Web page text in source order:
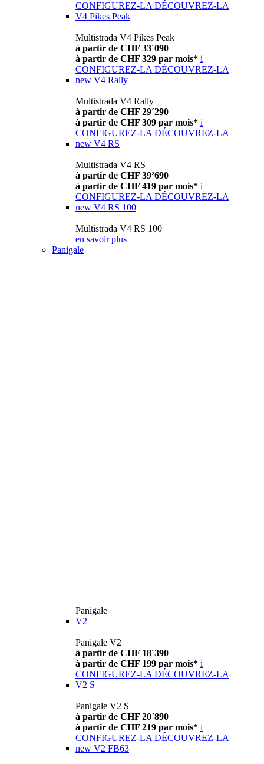
CONFIGUREZ-LA DÉCOUVREZ-LA
V4 Pikes Peak
Multistrada V4 Pikes Peak
à partir de CHF 33´090
à partir de CHF 329 par mois* i
CONFIGUREZ-LA DÉCOUVREZ-LA
new V4 Rally
Multistrada V4 Rally
à partir de CHF 29´290
à partir de CHF 309 par mois* i
CONFIGUREZ-LA DÉCOUVREZ-LA
new V4 RS
Multistrada V4 RS
à partir de CHF 39’690
à partir de CHF 419 par mois* i
CONFIGUREZ-LA DÉCOUVREZ-LA
new V4 RS 100
Multistrada V4 RS 100
en savoir plus
Panigale
Panigale
V2
Panigale V2
à partir de CHF 18´390
à partir de CHF 199 par mois* i
CONFIGUREZ-LA DÉCOUVREZ-LA
V2 S
Panigale V2 S
à partir de CHF 20´890
à partir de CHF 219 par mois* i
CONFIGUREZ-LA DÉCOUVREZ-LA
new V2 FB63